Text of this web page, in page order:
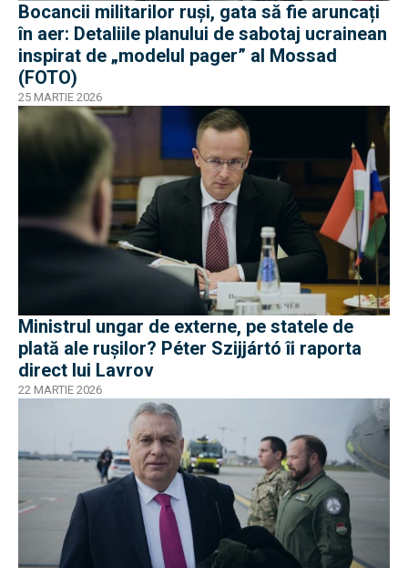
Bocancii militarilor ruși, gata să fie aruncați
în aer: Detaliile planului de sabotaj ucrainean
inspirat de „modelul pager” al Mossad
(FOTO)
25 MARTIE 2026
Ministrul ungar de externe, pe statele de
plată ale rușilor? Péter Szijjártó îi raporta
direct lui Lavrov
22 MARTIE 2026